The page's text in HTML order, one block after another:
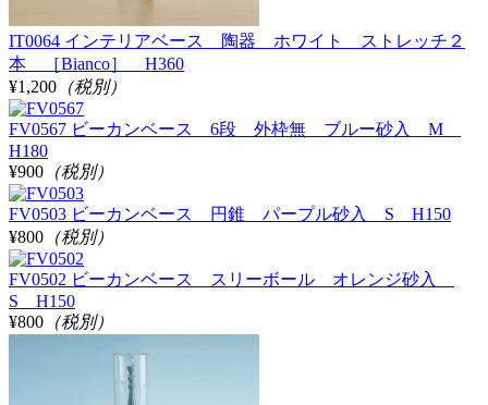
IT0064 インテリアベース 陶器 ホワイト ストレッチ２
本 ［Bianco］ H360
¥1,200 （税別）
FV0567 ビーカンベース 6段 外枠無 ブルー砂入 M
H180
¥900 （税別）
FV0503 ビーカンベース 円錐 パープル砂入 S H150
¥800 （税別）
FV0502 ビーカンベース スリーボール オレンジ砂入
S H150
¥800 （税別）